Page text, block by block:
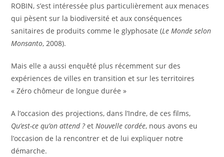
ROBIN, s’est intéressée plus particulièrement aux menaces
qui pèsent sur la biodiversité et aux conséquences
sanitaires de produits comme le glyphosate (Le Monde selon
Monsanto, 2008).
Mais elle a aussi enquêté plus récemment sur des
expériences de villes en transition et sur les territoires
« Zéro chômeur de longue durée »
A l’occasion des projections, dans l’Indre, de ces films,
Qu’est-ce qu’on attend ?et Nouvelle cordée, nous avons eu
l’occasion de la rencontrer et de lui expliquer notre
démarche.